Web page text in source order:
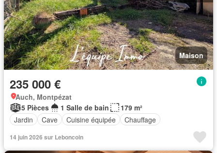
Maison
235 000 €
Auch, Montpézat
5 Pièces
1 Salle de bain
179 m²
Jardin
Cave Cuisine équipée Chauffage
14 juin 2026 sur Leboncoin